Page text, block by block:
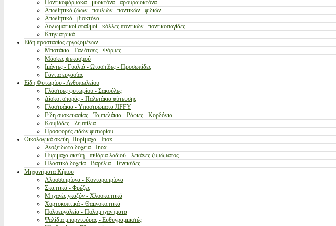
Ποντικοφάρμακα - μυοκτόνα - αρουραιοκτόνα
Απωθητικά ζώων - πουλιών - ποντικών - φιδιών
Απωθητικά - βιοκτόνα
Δολωματικοί σταθμοί - κόλλες ποντικών - ποντικοπαγίδες
Κτηνιατρικά
Είδη προστασίας εργαζομένων
Μποτάκια - Γαλότσες - Φόρμες
Μάσκες ψεκασμού
Ιμάντες - Γυαλιά - Ωτασπίδες - Προσωπίδες
Γάντια εργασίας
Είδη Φυτωρίου - Ανθοπωλείου
Γλάστρες φυτωρίου - Σακούλες
Δίσκοι σποράς - Παλετάκια φύτευσης
Γλαστράκια - Υποστρώματα JIFFY
Είδη συσκευασίας - Ταμπελάκια - Ράφιες - Κορδόνια
Κουβάδες - Ζεμπίλια
Προσφορές ειδών φυτωρίου
Οικολογικά σκεύη- Πυρίμαχα - Inox
Ανοξείδωτα δοχεία - Inox
Πυρίμαχα σκεύη - πιθάρια λαδιού - λεκάνες ζυμώματος
Πλαστικά δοχεία - Βαρέλια - Τενεκέδες
Μηχανήματα Κήπου
Αλυσσοπρίονα - Κονταροπρίονα
Σκαπτικά - Φρέζες
Μηχανές γκαζόν - Χλοοκοπτικά
Χορτοκοπτικά - Θαμνοκοπτικά
Πολυεργαλεία - Πολυμηχανήματα
Ψαλίδια μπορντούρας - Ευθυγραμμιστές